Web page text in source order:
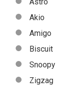
Akio
Amigo
Biscuit
Snoopy
Zigzag